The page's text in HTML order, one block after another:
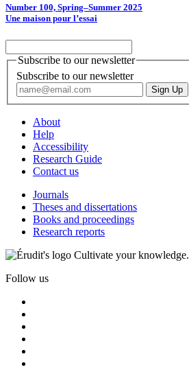
Number 100, Spring–Summer 2025
Une maison pour l’essai
Subscribe to our newsletter
Subscribe to our newsletter
About
Help
Accessibility
Research Guide
Contact us
Journals
Theses and dissertations
Books and proceedings
Research reports
Cultivate your knowledge.
Follow us